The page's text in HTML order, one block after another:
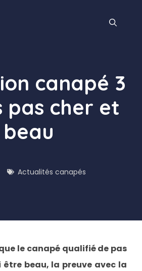
canapé 3
pas cher et
beau
Actualités canapés
le canapé qualifié de pas
être beau, la preuve avec la